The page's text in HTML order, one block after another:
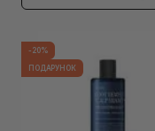
-20%
ПОДАРУНОК